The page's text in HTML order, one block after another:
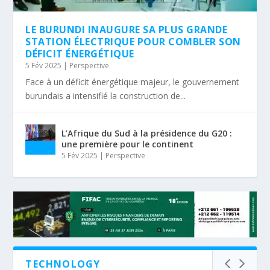
LE BURUNDI INAUGURE SA PLUS GRANDE
STATION ÉLECTRIQUE POUR COMBLER SON
DÉFICIT ÉNERGÉTIQUE
5 Fév 2025 | Perspective
Face à un déficit énergétique majeur, le gouvernement
burundais a intensifié la construction de...
L’Afrique du Sud à la présidence du G20 :
une première pour le continent
5 Fév 2025 | Perspective
TECHNOLOGY